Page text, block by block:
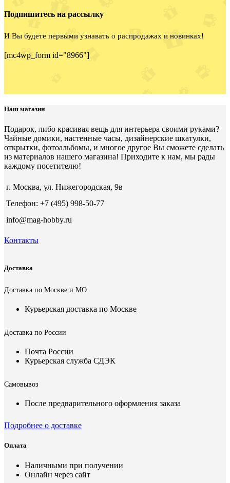
Подпишитесь на рассылку
И Вы будете первыми узнавать о распродажах и новинках!
[mc4wp_form id="8966"]
Наш магазин
Подарок, либо красивая вещь для интерьера своими руками?
Чайные домики, настенные часы, дизайнерские шкатулки,
открытки, фотоальбомы, и многое другое Вы сможете сделать
из материалов нашего магазина! Приходите к нам, мы рады
каждому посетителю!
г. Москва, ул. Нижегородская, 9в
Телефон: +7 (495) 998-50-77
info@mag-hobby.ru
Контакты
Доставка
Доставка по Москве и МО
Курьерская доставка по Москве
Доставка по России
Почта России
Курьерская служба СДЭК
Самовывоз
После предварительного оформления заказа
Подробнее о доставке
Оплата
Наличными при получении
Онлайн через сайт